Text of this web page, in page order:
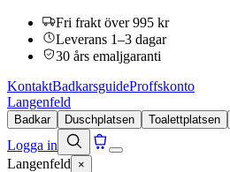
Fri frakt över 995 kr
Leverans 1–3 dagar
30 års emaljgaranti
KontaktBadkarsguideProffskonto
Langenfeld
Badkar Duschplatsen Toalettplatsen
Logga in
Langenfeld
×